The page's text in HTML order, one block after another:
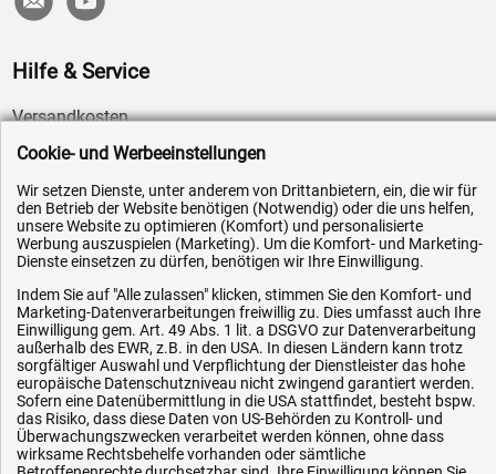
Hilfe & Service
Versandkosten
Zahlungsarten
Service
AGB / Widerrufsrecht
Datenschutz
Karriere
OEM-Ersatzteile
Technik-Hilfe
Downloads
Kontakt
Cookie- und Werbeeinstellungen
Wir setzen Dienste, unter anderem von Drittanbietern, ein, die wir für
den Betrieb der Website benötigen (Notwendig) oder die uns helfen,
unsere Website zu optimieren (Komfort) und personalisierte
Werbung auszuspielen (Marketing). Um die Komfort- und Marketing-
Dienste einsetzen zu dürfen, benötigen wir Ihre Einwilligung.
Indem Sie auf "Alle zulassen" klicken, stimmen Sie den Komfort- und
Marketing-Datenverarbeitungen freiwillig zu. Dies umfasst auch Ihre
Einwilligung gem. Art. 49 Abs. 1 lit. a DSGVO zur Datenverarbeitung
außerhalb des EWR, z.B. in den USA. In diesen Ländern kann trotz
sorgfältiger Auswahl und Verpflichtung der Dienstleister das hohe
europäische Datenschutzniveau nicht zwingend garantiert werden.
Sofern eine Datenübermittlung in die USA stattfindet, besteht bspw.
das Risiko, dass diese Daten von US-Behörden zu Kontroll- und
Überwachungszwecken verarbeitet werden können, ohne dass
wirksame Rechtsbehelfe vorhanden oder sämtliche